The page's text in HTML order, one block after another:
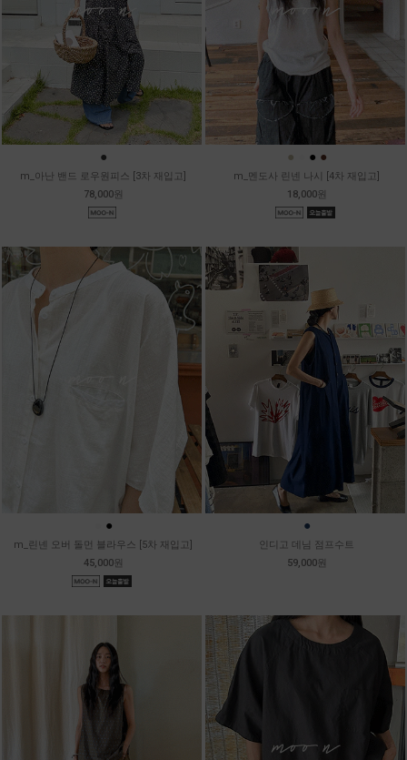
●
m_아난 밴드 로우원피스 [3차 재입고]
78,000원
● ● ●
m_멘도사 린넨 나시 [4차 재입고]
18,000원
●
m_린넨 오버 돌먼 블라우스 [5차 재입고]
45,000원
●
인디고 데님 점프수트
59,000원